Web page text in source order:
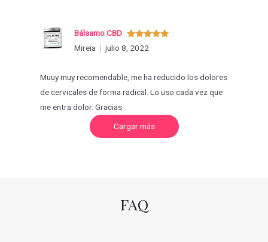
Valorado
con5de 5
Bálsamo CBD
Mireia
julio 8, 2022
Muuy muy recomendable, me ha reducido los dolores
de cervicales de forma radical. Lo uso cada vez que
me entra dolor. Gracias
Cargar másC
r
FAQ